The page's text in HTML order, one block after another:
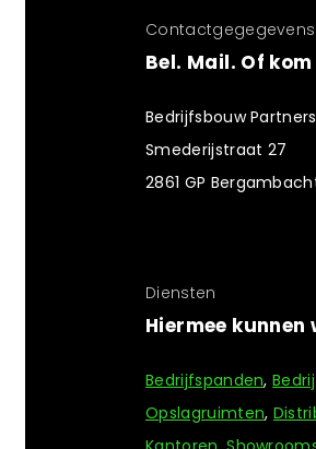
Contactgegegevens
Bel. Mail. Of
Bedrijfsbouw Partners
Smederijstraat 27
2861 GP
Diensten
Hiermee
Bedrijfspanden,
Opslagruimten,